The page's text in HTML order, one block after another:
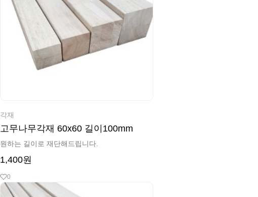
각재
고무나무각재 60x60 길이100mm
원하는 길이로 재단해드립니다.
1,400원
0